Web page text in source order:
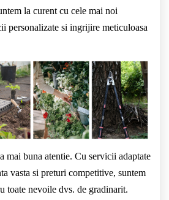
la curent cu cele mai noi
personalizate si ingrijire meticuloasa
mai buna atentie. Cu servicii adaptate
vasta si preturi competitive, suntem
toate nevoile dvs. de gradinarit.